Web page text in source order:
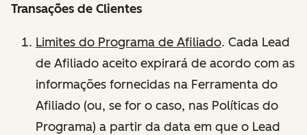
Transações de Clientes
Limites do Programa de Afiliado. Cada Lead
de Afiliado aceito expirará de acordo com as
informações fornecidas na Ferramenta do
Afiliado (ou, se for o caso, nas Políticas do
Programa) a partir da data em que o Lead